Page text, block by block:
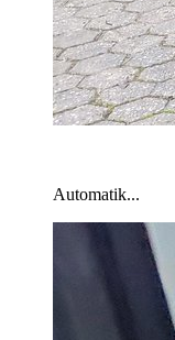
Automatik...